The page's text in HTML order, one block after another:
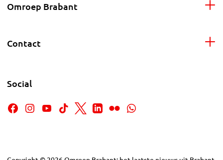
Omroep Brabant
Contact
Social